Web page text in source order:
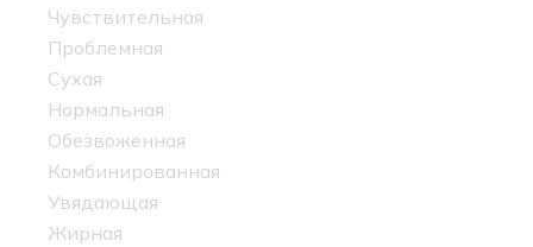
Чувствительная
Проблемная
Сухая
Нормальная
Обезвоженная
Комбинированная
Увядающая
Жирная